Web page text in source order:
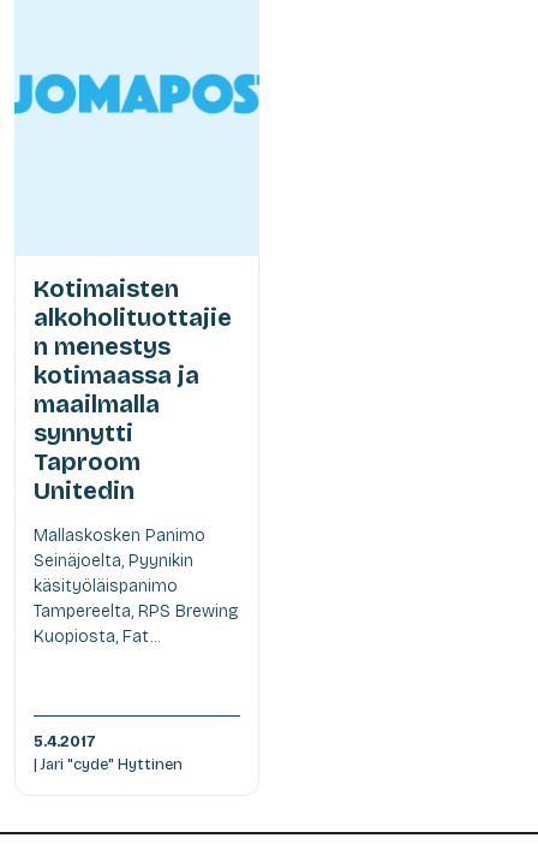
Kotimaisten
alkoholituottajie
n menestys
kotimaassa ja
maailmalla
synnytti
Taproom
Unitedin
Mallaskosken Panimo
Seinäjoelta, Pyynikin
käsityöläispanimo
Tampereelta, RPS Brewing
Kuopiosta, Fat...
5.4.2017
| Jari "cyde" Hyttinen